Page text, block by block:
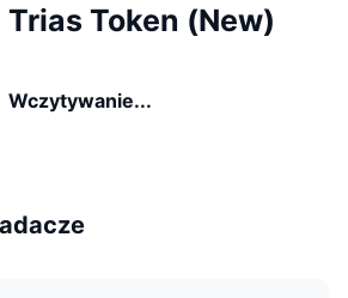
Token (New)
Wczytywanie...